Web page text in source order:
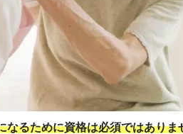
なるために資格は必須ではありま